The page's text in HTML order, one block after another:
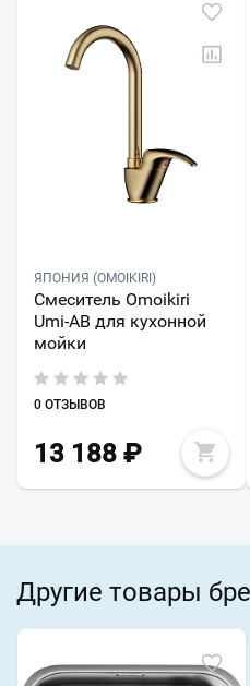
ЯПОНИЯ (OMOIKIRI)
Смеситель Omoikiri
Umi-AB для кухонной
мойки
0 ОТЗЫВОВ
13 188 ₽
Другие товары